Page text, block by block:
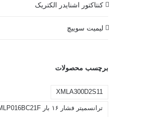
کنتاکتور اشنایدر الکتریک
لیمیت سوییچ
برچسب محصولات
XMLA300D2S11